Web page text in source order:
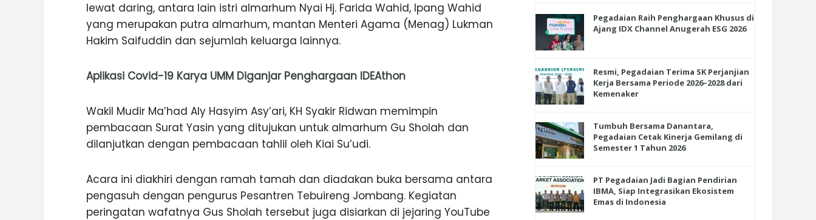
lewat daring, antara lain istri almarhum Nyai Hj. Farida Wahid, Ipang Wahid
yang merupakan putra almarhum, mantan Menteri Agama (Menag) Lukman
Hakim Saifuddin dan sejumlah keluarga lainnya.
Aplikasi Covid-19 Karya UMM Diganjar Penghargaan IDEAthon
Wakil Mudir Ma’had Aly Hasyim Asy’ari, KH Syakir Ridwan memimpin
pembacaan Surat Yasin yang ditujukan untuk almarhum Gu Sholah dan
dilanjutkan dengan pembacaan tahlil oleh Kiai Su’udi.
Acara ini diakhiri dengan ramah tamah dan diadakan buka bersama antara
pengasuh dengan pengurus Pesantren Tebuireng Jombang. Kegiatan
peringatan wafatnya Gus Sholah tersebut juga disiarkan di jejaring YouTube
Pegadaian Raih Penghargaan Khusus di
Ajang IDX Channel Anugerah ESG 2026
Resmi, Pegadaian Terima SK Perjanjian
Kerja Bersama Periode 2026–2028 dari
Kemenaker
Tumbuh Bersama Danantara,
Pegadaian Cetak Kinerja Gemilang di
Semester 1 Tahun 2026
PT Pegadaian Jadi Bagian Pendirian
IBMA, Siap Integrasikan Ekosistem
Emas di Indonesia